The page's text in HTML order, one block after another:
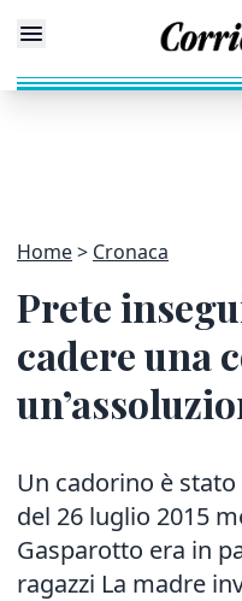
Home Cronaca
Prete
cadere una
Un cadorino è
del 26 luglio 2015
Gasparotto era in
ragazzi La madre